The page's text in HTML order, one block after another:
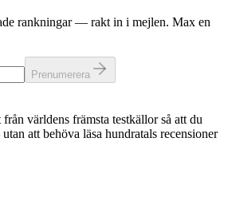
rankningar — rakt in i mejlen. Max en
Prenumerera
världens främsta testkällor så att du
att behöva läsa hundratals recensioner